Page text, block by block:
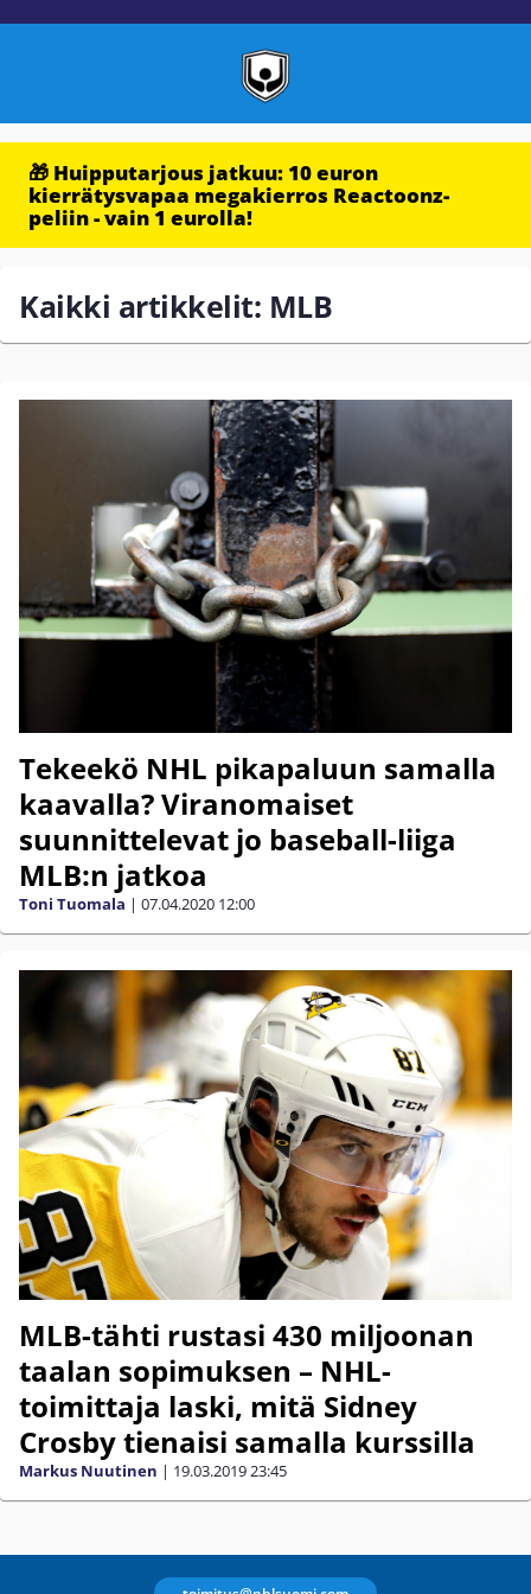
🎁 Huipputarjous jatkuu: 10 euron
kierrätysvapaa megakierros Reactoonz-
peliin - vain 1 eurolla!
Kaikki artikkelit: MLB
Tekeekö NHL pikapaluun samalla
kaavalla? Viranomaiset
suunnittelevat jo baseball-liiga
MLB:n jatkoa
Toni Tuomala | 07.04.2020 12:00
MLB-tähti rustasi 430 miljoonan
taalan sopimuksen – NHL-
toimittaja laski, mitä Sidney
Crosby tienaisi samalla kurssilla
Markus Nuutinen | 19.03.201923:45